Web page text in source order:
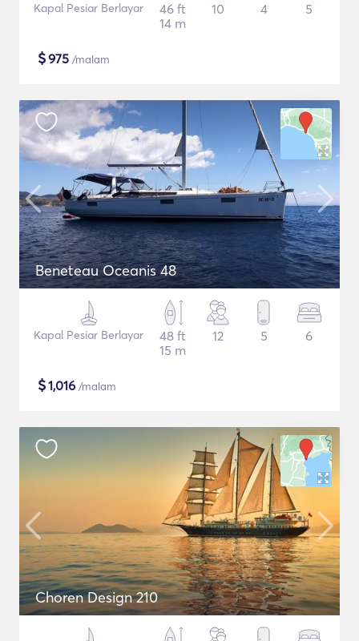
Kapal Pesiar Berlayar
46 ft
14 m
10 4 5
$975 /malam
Beneteau Oceanis 48
Kapal Pesiar Berlayar
48 ft
15 m
12 5 6
$1,016 /malam
Choren Design 210